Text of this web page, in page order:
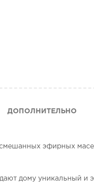
ДОПОЛНИТЕЛЬНО
смешанных эфирных
дому уникальный и